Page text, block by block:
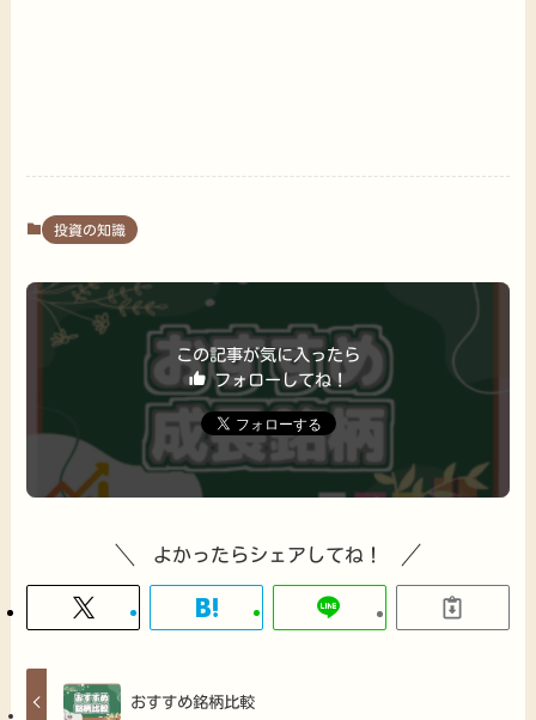
投資の知識
この記事が気に入ったら
フォローしてね！
よかったらシェアしてね！
おすすめ銘柄比較